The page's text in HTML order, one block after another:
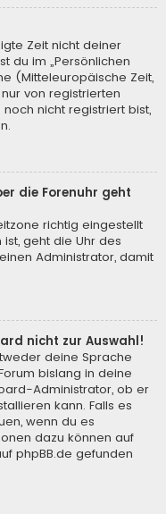
Zeit nicht deiner
du im „Persönlichen
(Mitteleuropäische Zeit,
von registrierten
nicht registriert bist,
die Forenuhr geht
richtig eingestellt
geht die Uhr des
Administrator, damit
nicht zur Auswahl!
deine Sprache
bislang in deine
Administrator, ob er
kann. Falls es
wenn du es
dazu können auf
phpBB.de gefunden